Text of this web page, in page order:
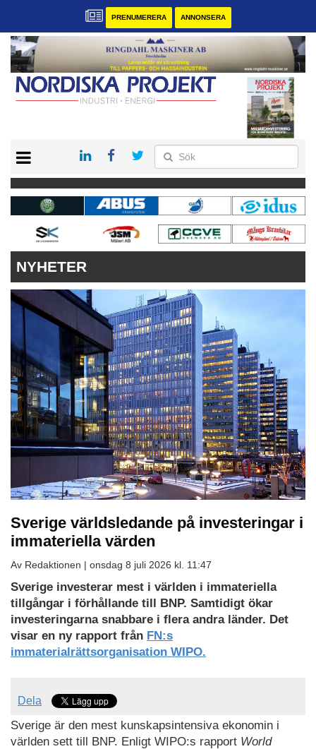
PRENUMERERA ANNONSERA
KONTAKT
VÅRA ANDRA MAGASIN
PRENUMERERA
NYHETER
Sverige världsledande på investeringar i
immateriella värden
Av Redaktionen | onsdag 8 juli 2026 kl. 11:47
Sverige investerar mest i världen i immateriella
tillgångar i förhållande till BNP. Samtidigt ökar
investeringarna snabbare i flera andra länder. Det
visar en ny rapport från FN:s
immaterialrättsorganisation WIPO.
Dela
Sverige är den mest kunskapsintensiva ekonomin i
världen sett till BNP. Enligt WIPO:s rapport World